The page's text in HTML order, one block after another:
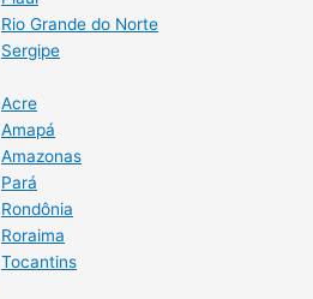
Rio Grande do Norte
Sergipe
Acre
Amapá
Amazonas
Pará
Rondônia
Roraima
Tocantins